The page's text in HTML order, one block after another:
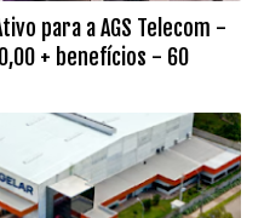
para a AGS Telecom -
+ benefícios - 60